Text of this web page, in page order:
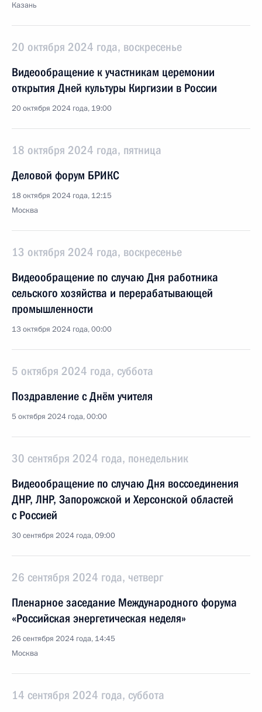
Казань
20 октября 2024 года, воскресенье
Видеообращение к участникам церемонии
открытия Дней культуры Киргизии в России
20 октября 2024 года, 19:00
18 октября 2024 года, пятница
Деловой форум БРИКС
18 октября 2024 года, 12:15
Москва
13 октября 2024 года, воскресенье
Видеообращение по случаю Дня работника
сельского хозяйства и перерабатывающей
промышленности
13 октября 2024 года, 00:00
5 октября 2024 года, суббота
Поздравление с Днём учителя
5 октября 2024 года, 00:00
30 сентября 2024 года, понедельник
Видеообращение по случаю Дня воссоединения
ДНР, ЛНР, Запорожской и Херсонской областей
с Россией
30 сентября 2024 года, 09:00
26 сентября 2024 года, четверг
Пленарное заседание Международного форума
«Российская энергетическая неделя»
26 сентября 2024 года, 14:45
Москва
14 сентября 2024 года, суббота